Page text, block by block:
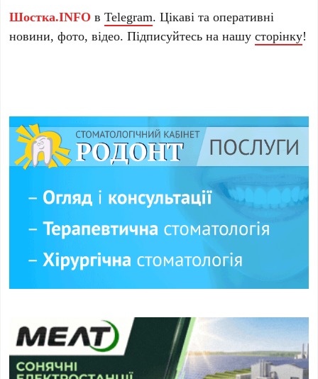
Шостка.INFO вTelegram. Цікаві та оперативні
новини, фото, відео. Підписуйтесь на нашусторінку!